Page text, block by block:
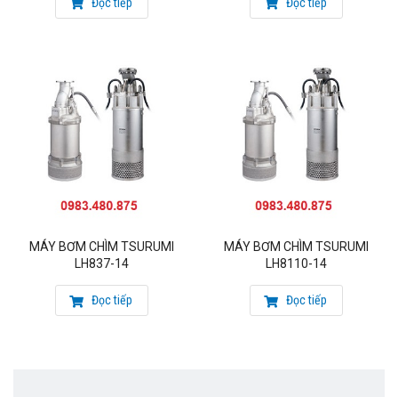
cực thấp, giúp kéo dài tuổi thọ máy bơm)
MÁY BƠM CHÌM TSURUMI
LH837-14
Đọc tiếp
MÁY BƠM CHÌM TSURUMI
LH8110-14
Đọc tiếp